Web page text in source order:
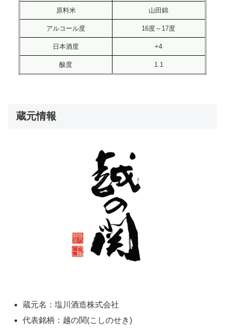
原料米 山田錦
アルコール度 16度～17度
日本酒度 +4
酸度 1.1
蔵元情報
蔵元名：塩川酒造株式会社
代表銘柄：越の関(こしのせき)